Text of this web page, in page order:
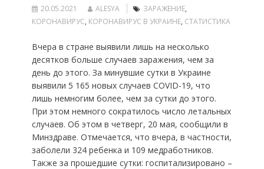
20.05.2021 ALESYA ЗАРАЖЕНИЕ,
КОРОНАВИРУС, КОРОНАВИРУС В УКРАИНЕ, СТАТИСТИКА
Вчера в стране выявили лишь на несколько
десятков больше случаев заражения, чем за
день до этого. За минувшие сутки в Украине
выявили 5 165 новых случаев COVID-19, что
лишь немногим более, чем за сутки до этого.
При этом немного сократилось число летальных
случаев. Об этом в четверг, 20 мая, сообщили в
Минздраве. Отмечается, что вчера, в частности,
заболели 324 ребенка и 109 медработников.
Также за прошедшие сутки: госпитализировано –